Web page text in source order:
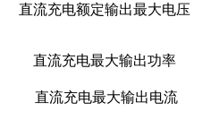
直流充电额定输出最大电压
直流充电最大输出功率
直流充电最大输出电流